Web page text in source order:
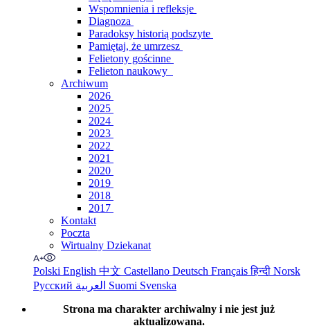
Wspomnienia i refleksje
Diagnoza
Paradoksy historią podszyte
Pamiętaj, że umrzesz
Felietony gościnne
Felieton naukowy
Archiwum
2026
2025
2024
2023
2022
2021
2020
2019
2018
2017
Kontakt
Poczta
Wirtualny Dziekanat
Polski English 中文 Castellano Deutsch Françaisहिन्दी Norsk
Русский
Suomi Svenska
Strona ma charakter archiwalny i nie jest już
aktualizowana.